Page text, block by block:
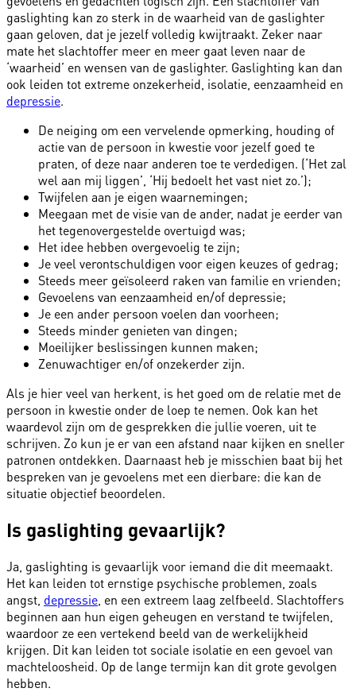
gaslighting kan zo sterk in de waarheid van de gaslighter
gaan geloven, dat je jezelf volledig kwijtraakt. Zeker naar
mate het slachtoffer meer en meer gaat leven naar de
‘waarheid’ en wensen van de gaslighter. Gaslighting kan dan
ook leiden tot extreme onzekerheid, isolatie, eenzaamheid en
depressie.
De neiging om een vervelende opmerking, houding of
actie van de persoon in kwestie voor jezelf goed te
praten, of deze naar anderen toe te verdedigen. (‘Het zal
wel aan mij liggen’, ‘Hij bedoelt het vast niet zo.’);
Twijfelen aan je eigen waarnemingen;
Meegaan met de visie van de ander, nadat je eerder van
het tegenovergestelde overtuigd was;
Het idee hebben overgevoelig te zijn;
Je veel verontschuldigen voor eigen keuzes of gedrag;
Steeds meer geïsoleerd raken van familie en vrienden;
Gevoelens van eenzaamheid en/of depressie;
Je een ander persoon voelen dan voorheen;
Steeds minder genieten van dingen;
Moeilijker beslissingen kunnen maken;
Zenuwachtiger en/of onzekerder zijn.
Als je hier veel van herkent, is het goed om de relatie met de
persoon in kwestie onder de loep te nemen. Ook kan het
waardevol zijn om de gesprekken die jullie voeren, uit te
schrijven. Zo kun je er van een afstand naar kijken en sneller
patronen ontdekken. Daarnaast heb je misschien baat bij het
bespreken van je gevoelens met een dierbare: die kan de
situatie objectief beoordelen.
Is gaslighting gevaarlijk?
Ja, gaslighting is gevaarlijk voor iemand die dit meemaakt.
Het kan leiden tot ernstige psychische problemen, zoals
angst, depressie , en een extreem laag zelfbeeld. Slachtoffers
beginnen aan hun eigen geheugen en verstand te twijfelen,
waardoor ze een vertekend beeld van de werkelijkheid
krijgen. Dit kan leiden tot sociale isolatie en een gevoel van
machteloosheid. Op de lange termijn kan dit grote gevolgen
hebben.